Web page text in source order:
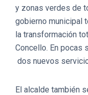
y zonas verdes de
gobierno municipal
la transformación
Concello. En
dos nuevos
El alcalde también